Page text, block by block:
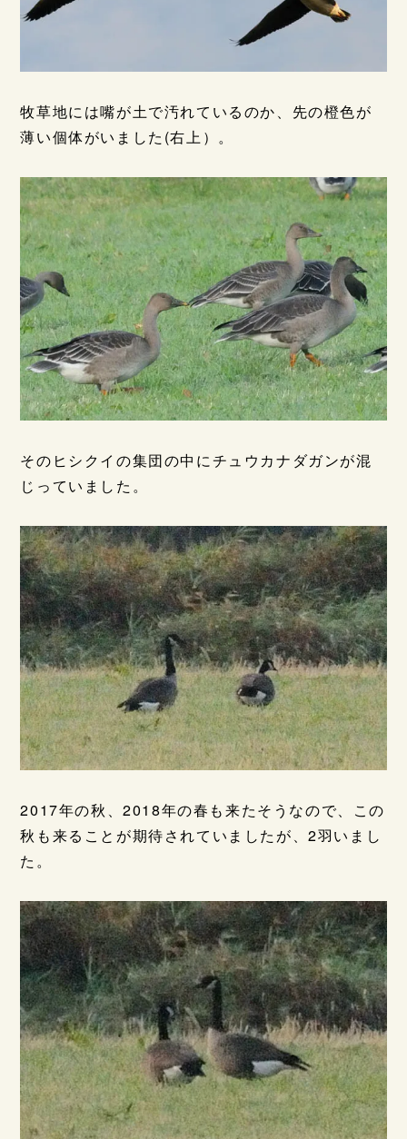
牧草地には嘴が土で汚れているのか、先の橙色が
薄い個体がいました(右上）。
そのヒシクイの集団の中にチュウカナダガンが混
じっていました。
2017年の秋、2018年の春も来たそうなので、この
秋も来ることが期待されていましたが、2羽いまし
た。